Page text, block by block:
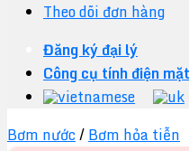
Theo dõi đơn hàng
Đăng ký đại lý
Công cụ tính điện
Bơm nước/Bơm hỏa tiễn